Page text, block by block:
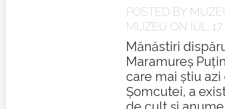
POSTED BY
MUZEU ON IUL.
Mănăstiri
Maramureş
care mai ştiu
Şomcutei, a